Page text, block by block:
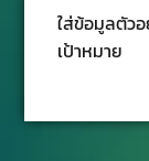
ใส่ข้อมูลตัว
เป้าหมาย